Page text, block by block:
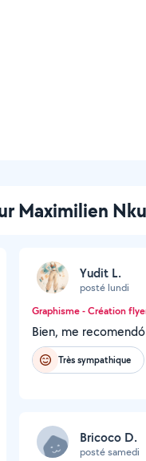
Maximilien
Yudit L.
posté lundi
Graphisme - Création
Bien, me
Très sympathique
Bricoco D.
posté samedi